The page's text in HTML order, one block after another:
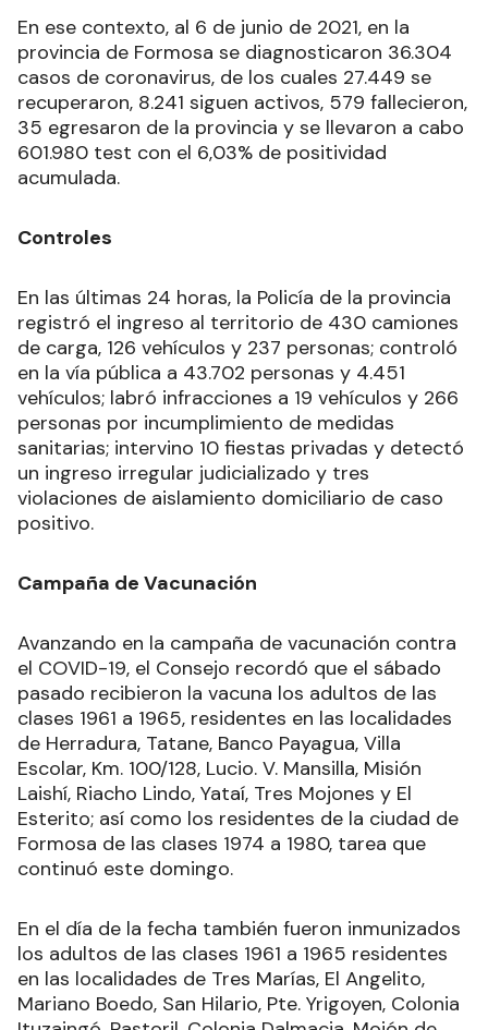
En ese contexto, al 6 de junio de 2021, en la
provincia de Formosa se diagnosticaron 36.304
casos de coronavirus, de los cuales 27.449 se
recuperaron, 8.241 siguen activos, 579 fallecieron,
35 egresaron de la provincia y se llevaron a cabo
601.980 test con el 6,03% de positividad
acumulada.
Controles
En las últimas 24 horas, la Policía de la provincia
registró el ingreso al territorio de 430 camiones
de carga, 126 vehículos y 237 personas; controló
en la vía pública a 43.702 personas y 4.451
vehículos; labró infracciones a 19 vehículos y 266
personas por incumplimiento de medidas
sanitarias; intervino 10 fiestas privadas y detectó
un ingreso irregular judicializado y tres
violaciones de aislamiento domiciliario de caso
positivo.
Campaña de Vacunación
Avanzando en la campaña de vacunación contra
el COVID-19, el Consejo recordó que el sábado
pasado recibieron la vacuna los adultos de las
clases 1961 a 1965, residentes en las localidades
de Herradura, Tatane, Banco Payagua, Villa
Escolar, Km. 100/128, Lucio. V. Mansilla, Misión
Laishí, Riacho Lindo, Yataí, Tres Mojones y El
Esterito; así como los residentes de la ciudad de
Formosa de las clases 1974 a 1980, tarea que
continuó este domingo.
En el día de la fecha también fueron inmunizados
los adultos de las clases 1961 a 1965 residentes
en las localidades de Tres Marías, El Angelito,
Mariano Boedo, San Hilario, Pte. Yrigoyen, Colonia